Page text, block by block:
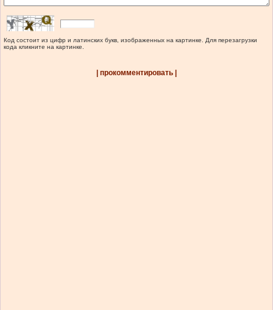
Код состоит из цифр и латинских букв, изображенных на картинке. Для перезагрузки
кода кликните на картинке.
| прокомментировать |